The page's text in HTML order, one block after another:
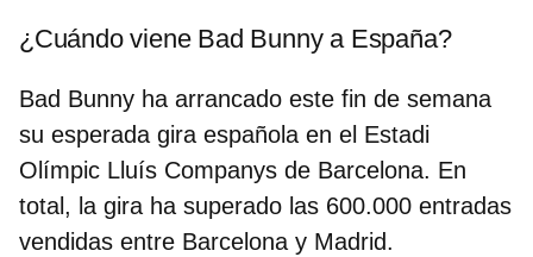
¿Cuándo viene Bad Bunny a España?
Bad Bunny ha arrancado este fin de semana
su esperada gira española en el Estadi
Olímpic Lluís Companys de Barcelona. En
total, la gira ha superado las 600.000 entradas
vendidas entre Barcelona y Madrid.